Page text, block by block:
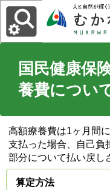
国民健康保
養費につい
高額療養費は1ヶ月間
支払った場合、自己負
部分について払い戻し
算定方法